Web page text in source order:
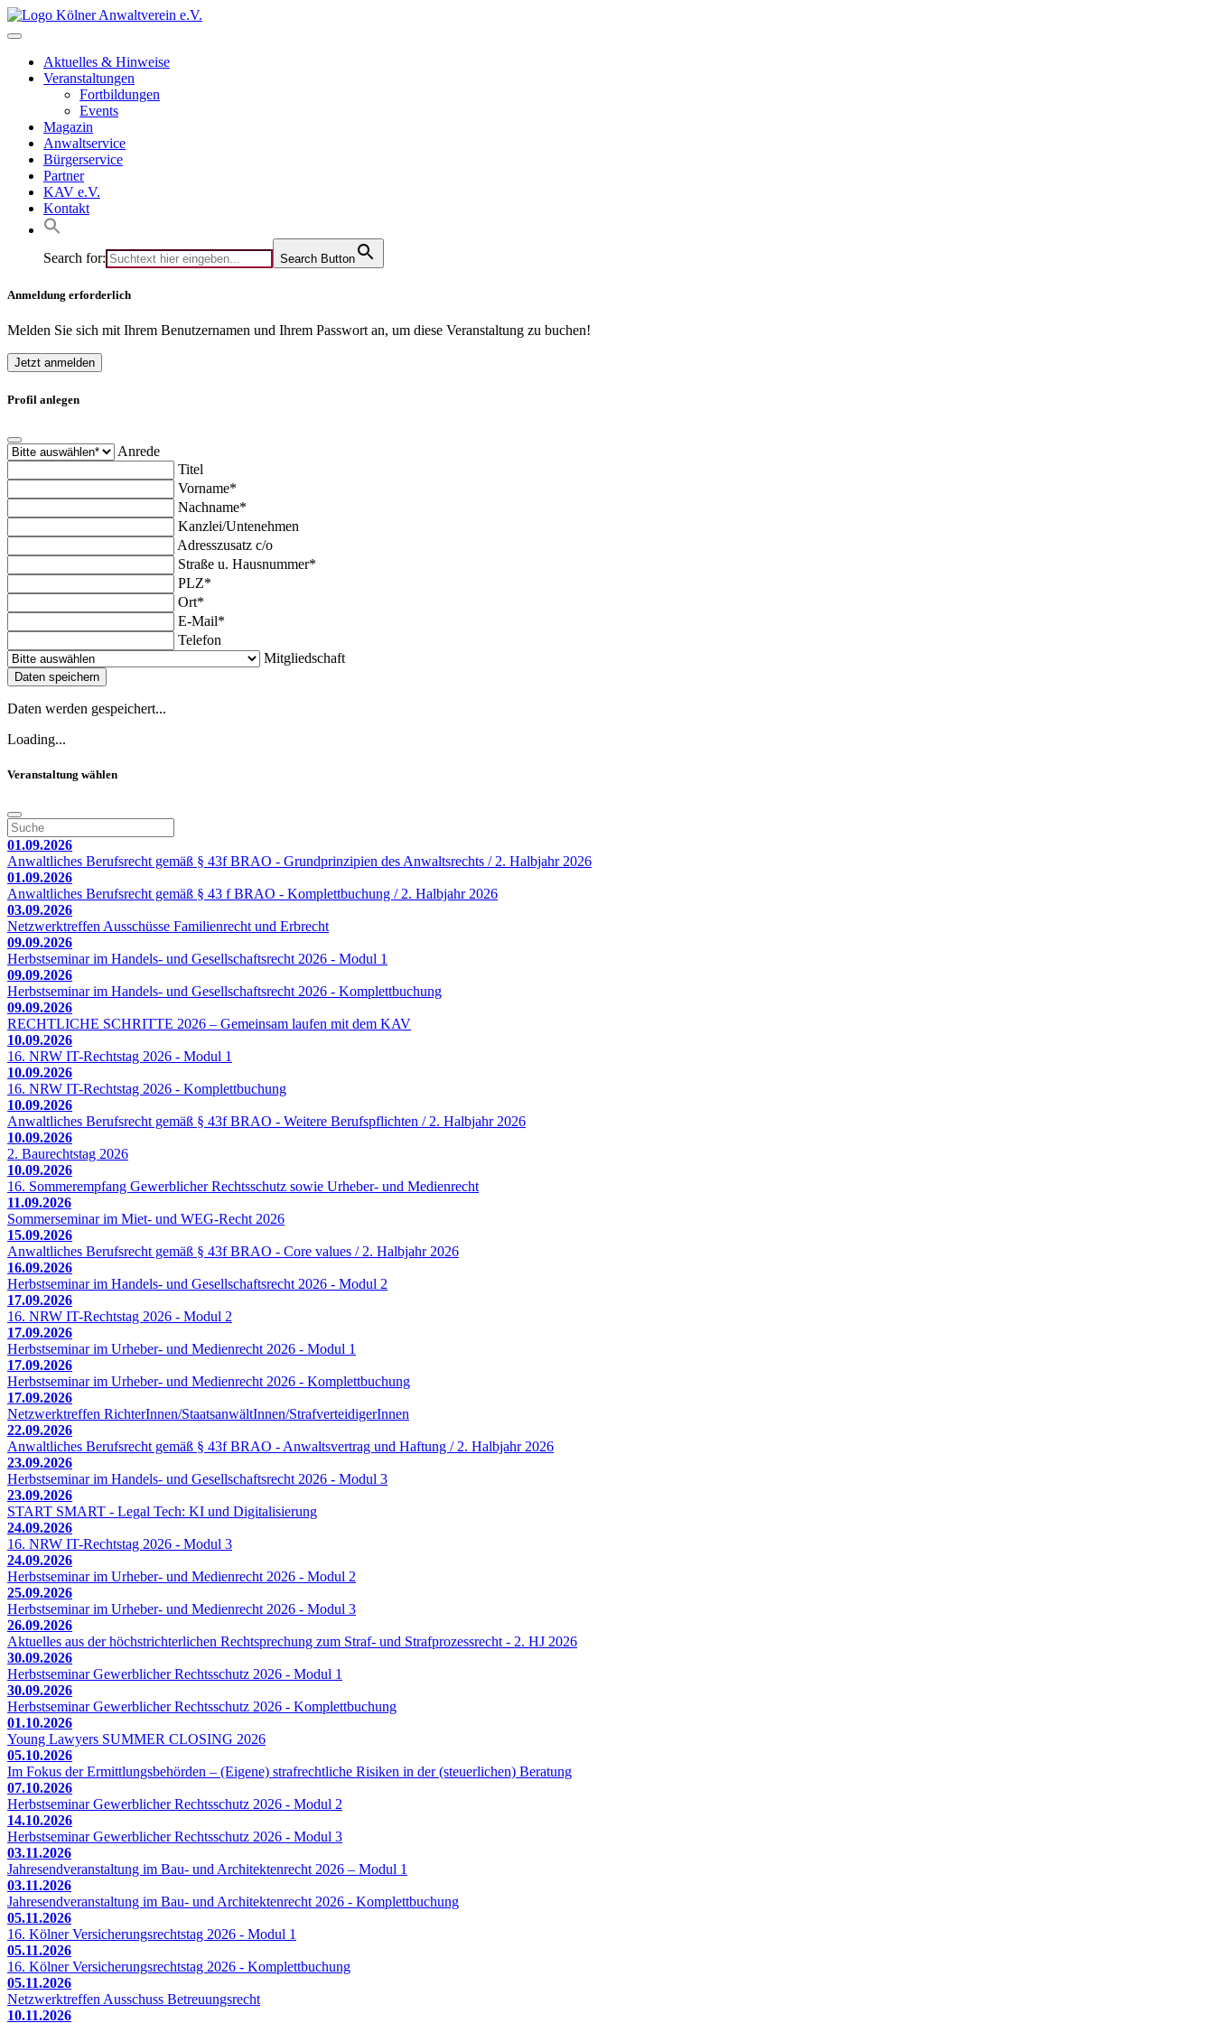
Skip
to
Aktuelles & Hinweise
Veranstaltungen
Fortbildungen
Events
Magazin
Anwaltservice
Bürgerservice
Partner
KAV e.V.
Kontakt
Search for: Search Button
Anmeldung erforderlich
Melden Sie sich mit Ihrem Benutzernamen und Ihrem Passwort an, um diese Veranstaltung zu buchen!
Jetzt anmelden
Profil anlegen
Anrede
Titel
Vorname*
Nachname*
Kanzlei/Untenehmen
Adresszusatz c/o
Straße u. Hausnummer*
PLZ*
Ort*
E-Mail*
Telefon
Mitgliedschaft
Daten speichern
Daten werden gespeichert...
Loading...
Veranstaltung wählen
01.09.2026
Anwaltliches Berufsrecht gemäß § 43f BRAO - Grundprinzipien des Anwaltsrechts / 2. Halbjahr 2026
01.09.2026
Anwaltliches Berufsrecht gemäß § 43 f BRAO - Komplettbuchung / 2. Halbjahr 2026
03.09.2026
Netzwerktreffen Ausschüsse Familienrecht und Erbrecht
09.09.2026
Herbstseminar im Handels- und Gesellschaftsrecht 2026 - Modul 1
09.09.2026
Herbstseminar im Handels- und Gesellschaftsrecht 2026 - Komplettbuchung
09.09.2026
RECHTLICHE SCHRITTE 2026 – Gemeinsam laufen mit dem KAV
10.09.2026
16. NRW IT-Rechtstag 2026 - Modul 1
10.09.2026
16. NRW IT-Rechtstag 2026 - Komplettbuchung
10.09.2026
Anwaltliches Berufsrecht gemäß § 43f BRAO - Weitere Berufspflichten / 2. Halbjahr 2026
10.09.2026
2. Baurechtstag 2026
10.09.2026
16. Sommerempfang Gewerblicher Rechtsschutz sowie Urheber- und Medienrecht
11.09.2026
Sommerseminar im Miet- und WEG-Recht 2026
15.09.2026
Anwaltliches Berufsrecht gemäß § 43f BRAO - Core values / 2. Halbjahr 2026
16.09.2026
Herbstseminar im Handels- und Gesellschaftsrecht 2026 - Modul 2
17.09.2026
16. NRW IT-Rechtstag 2026 - Modul 2
17.09.2026
Herbstseminar im Urheber- und Medienrecht 2026 - Modul 1
17.09.2026
Herbstseminar im Urheber- und Medienrecht 2026 - Komplettbuchung
17.09.2026
Netzwerktreffen RichterInnen/StaatsanwältInnen/StrafverteidigerInnen
22.09.2026
Anwaltliches Berufsrecht gemäß § 43f BRAO - Anwaltsvertrag und Haftung / 2. Halbjahr 2026
23.09.2026
Herbstseminar im Handels- und Gesellschaftsrecht 2026 - Modul 3
23.09.2026
START SMART - Legal Tech: KI und Digitalisierung
24.09.2026
16. NRW IT-Rechtstag 2026 - Modul 3
24.09.2026
Herbstseminar im Urheber- und Medienrecht 2026 - Modul 2
25.09.2026
Herbstseminar im Urheber- und Medienrecht 2026 - Modul 3
26.09.2026
Aktuelles aus der höchstrichterlichen Rechtsprechung zum Straf- und Strafprozessrecht - 2. HJ 2026
30.09.2026
Herbstseminar Gewerblicher Rechtsschutz 2026 - Modul 1
30.09.2026
Herbstseminar Gewerblicher Rechtsschutz 2026 - Komplettbuchung
01.10.2026
Young Lawyers SUMMER CLOSING 2026
05.10.2026
Im Fokus der Ermittlungsbehörden – (Eigene) strafrechtliche Risiken in der (steuerlichen) Beratung
07.10.2026
Herbstseminar Gewerblicher Rechtsschutz 2026 - Modul 2
14.10.2026
Herbstseminar Gewerblicher Rechtsschutz 2026 - Modul 3
03.11.2026
Jahresendveranstaltung im Bau- und Architektenrecht 2026 – Modul 1
03.11.2026
Jahresendveranstaltung im Bau- und Architektenrecht 2026 - Komplettbuchung
05.11.2026
16. Kölner Versicherungsrechtstag 2026 - Modul 1
05.11.2026
16. Kölner Versicherungsrechtstag 2026 - Komplettbuchung
05.11.2026
Netzwerktreffen Ausschuss Betreuungsrecht
10.11.2026